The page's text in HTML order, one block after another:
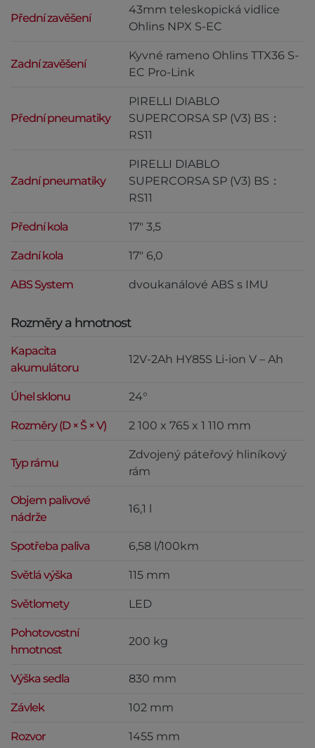
Přední zavěšení
43mm teleskopická vidlice
Ohlins NPX S-EC
Zadní zavěšení
Kyvné rameno Ohlins TTX36 S-
EC Pro-Link
Přední pneumatiky
PIRELLI DIABLO
SUPERCORSA SP (V3) BS：
RS11
Zadní pneumatiky
PIRELLI DIABLO
SUPERCORSA SP (V3) BS：
RS11
Přední kola 17" 3,5
Zadní kola 17" 6,0
ABS System dvoukanálové ABS s IMU
Rozměry a hmotnost
Kapacita
akumulátoru
12V-2Ah HY85S Li-ion V – Ah
Úhel sklonu 24°
Rozměry (D × Š × V) 2 100 x 765 x 1 110 mm
Typ rámu
Zdvojený páteřový hliníkový
rám
Objem palivové
nádrže
16,1 l
Spotřeba paliva 6,58 l/100km
Světlá výška 115 mm
Světlomety LED
Pohotovostní
hmotnost
200 kg
Výška sedla 830 mm
Závlek 102 mm
Rozvor 1455 mm